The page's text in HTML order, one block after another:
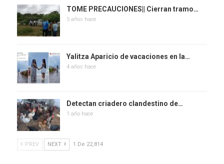
TOME PRECAUCIONES|| Cierran tramo…
5 años hace
Yalitza Aparicio de vacaciones en la…
4 años hace
Detectan criadero clandestino de…
1 año hace
PREV NEXT 1 De 22,814